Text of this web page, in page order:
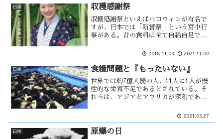
しかし、行く事が出来ない理由が・・
日常 収穫感謝祭
収穫感謝祭といえばハロウィンが有名で
すが、日本では「新嘗祭」という宮中行
事がある。昔の食料は全て自給自足であ
ら、穀物を敬う事に特別な意味があった
われており、今年は秋田市が当番・・・
2018.11.03 2021.11.09
日常 食糧問題と『もったいない』
世界では約7億人弱の人、11人に1人が慢
性的な栄養不足であるとされている。そ
れらは、アジアとアフリカが深刻である
状態にある。その結果フードロスが発生
いからフードバンクが・・
2021.03.27
日常 原爆の日